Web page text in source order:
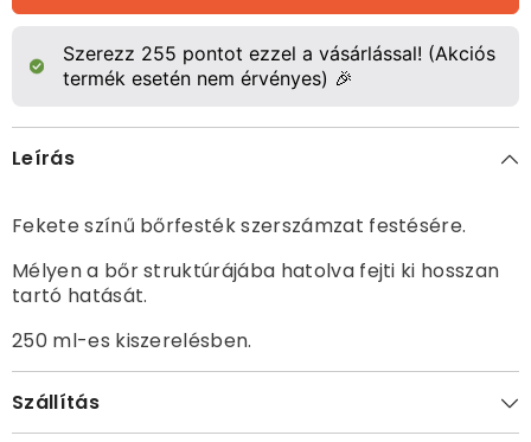
Szerezz 255 pontot ezzel a vásárlással! (Akciós
termék esetén nem érvényes) 🎉
Leírás
Fekete színű bőrfesték szerszámzat festésére.
Mélyen a bőr struktúrájába hatolva fejti ki hosszan
tartó hatását.
250 ml-es kiszerelésben.
Szállítás